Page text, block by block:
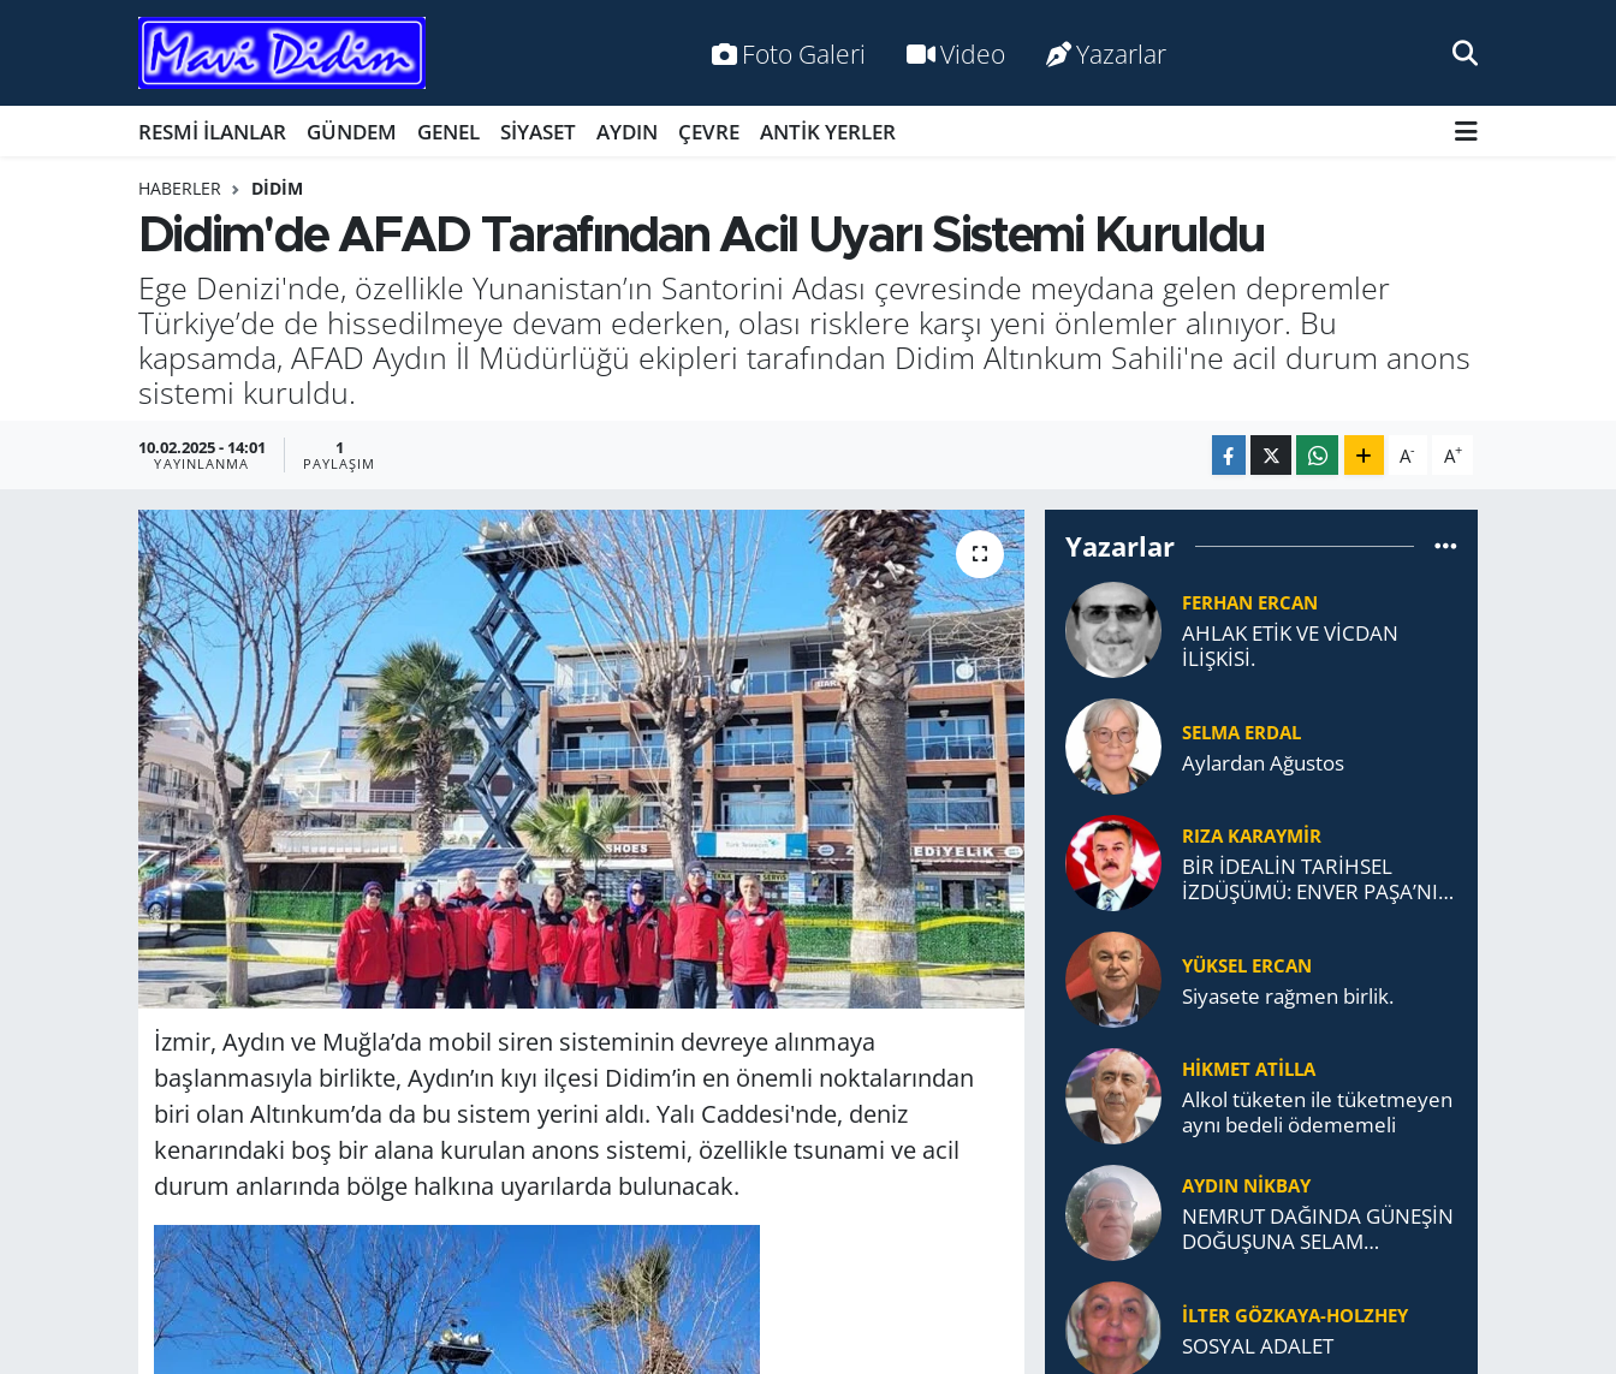
Foto Galeri Video Yazarlar
RESMİ İLANLAR GÜNDEM GENEL SİYASET AYDIN ÇEVRE ANTİK YERLER
HABERLER DİDİM
Didim'de AFAD Tarafından Acil Uyarı Sistemi Kuruldu
Ege Denizi'nde, özellikle Yunanistan’ın Santorini Adası çevresinde meydana gelen depremler
Türkiye’de de hissedilmeye devam ederken, olası risklere karşı yeni önlemler alınıyor. Bu
kapsamda, AFAD Aydın İl Müdürlüğü ekipleri tarafından Didim Altınkum Sahili'ne acil durum anons
sistemi kuruldu.
10.02.2025 - 14:01
YAYINLANMA
1
PAYLAŞIM A- A+
İzmir, Aydın ve Muğla’da mobil siren sisteminin devreye alınmaya
başlanmasıyla birlikte, Aydın’ın kıyı ilçesi Didim’in en önemli noktalarından
biri olan Altınkum’da da bu sistem yerini aldı. Yalı Caddesi'nde, deniz
kenarındaki boş bir alana kurulan anons sistemi, özellikle tsunami ve acil
durum anlarında bölge halkına uyarılarda bulunacak.
Yazarlar
FERHAN ERCAN
AHLAK ETİK VE VİCDAN
İLİŞKİSİ.
SELMA ERDAL
Aylardan Ağustos
RIZA KARAYMIR
BİR İDEALİN TARİHSEL
İZDÜŞÜMÜ: ENVER PAŞA’NIN
TEŞKİLATI’NA UZANAN
MİRASI
YÜKSEL ERCAN
Siyasete rağmen birlik.
HİKMET ATİLLA
Alkol tü­ke­ten ile tü­ket­me­yen
aynı be­de­li öde­me­me­li
AYDIN NİKBAY
NEMRUT DAĞINDA GÜNEŞİN
DOĞUŞUNA SELAM
İLTER GÖZKAYA-HOLZHEY
SOSYAL ADALET
ANTİK YERLER
BİLİM VE TEKNOLOJİ
EĞİTİM
EKONOMİ
GÜNDEM
HABERDE İNSAN
KÜLTÜR SANAT
MAGAZİN
POLİTİKA
RESMİ İLANLAR
SAĞLIK
SİYASET
Nöbetçi Eczaneler
Namaz Vakitleri
Trafik Durumu
Süper Lig Puan Durumu ve Fikstür
Tüm Manşetler
Son Dakika Haberleri
Haber Arşivi